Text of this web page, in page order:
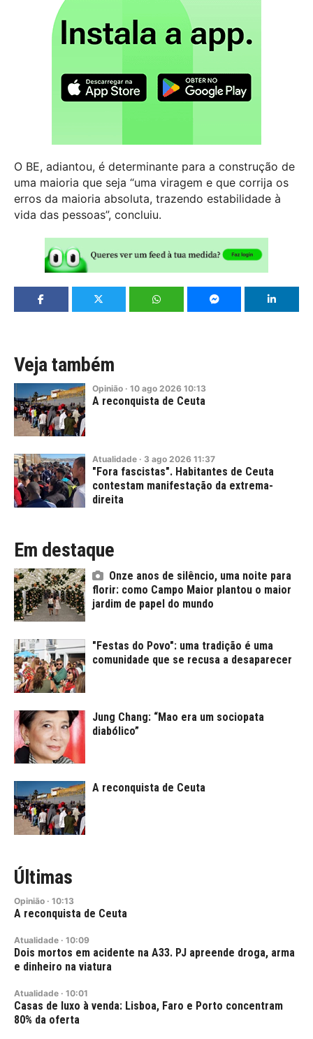
O BE, adiantou, é determinante para a construção de
uma maioria que seja “uma viragem e que corrija os
erros da maioria absoluta, trazendo estabilidade à
vida das pessoas”, concluiu.
Veja também
Opinião · 10 ago 2026 10:13
A reconquista de Ceuta
Atualidade · 3 ago 2026 11:37
"Fora fascistas". Habitantes de Ceuta
contestam manifestação da extrema-
direita
Em destaque
Onze anos de silêncio, uma noite para
florir: como Campo Maior plantou o maior
jardim de papel do mundo
"Festas do Povo": uma tradição é uma
comunidade que se recusa a desaparecer
Jung Chang: “Mao era um sociopata
diabólico”
A reconquista de Ceuta
Últimas
Opinião · 10:13
A reconquista de Ceuta
Atualidade · 10:09
Dois mortos em acidente na A33. PJ apreende droga, arma
e dinheiro na viatura
Atualidade · 10:01
Casas de luxo à venda: Lisboa, Faro e Porto concentram
80% da oferta